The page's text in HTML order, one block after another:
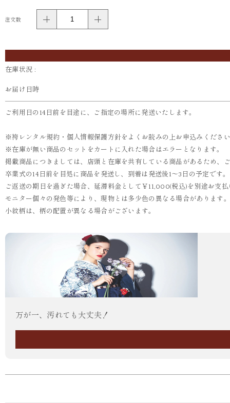
注文数
在庫状況 :
お届け日時
ご利用日の14日前を目途に、ご指定の場所に発送いたします。
※袴レンタル規約・個人情報保護方針をよくお読みの上お申込みくださ
※在庫が無い商品のセットをカートに入れた場合はエラーとなります。
掲載商品につきましては、店頭と在庫を共有している商品があるため
卒業式の14日前を目処に商品を発送し、到着は発送後1～3日の予定で
ご返送の期日を過ぎた場合、延滞料金として￥11,000(税込)を別途お支
モニター個々の発色等により、現物とは多少色の異なる場合があります。
小紋柄は、柄の配置が異なる場合がございます。
万が一、汚れても大丈夫！